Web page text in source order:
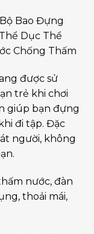
Bao Đựng
Dục Thể
Chống Thấm
được sử
trẻ khi chơi
giúp bạn đựng
đi tập. Đặc
người, không
nước, đàn
thoải mái,